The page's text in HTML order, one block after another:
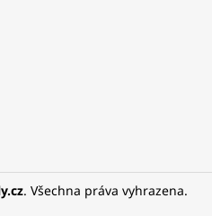
. Všechna práva vyhrazena.